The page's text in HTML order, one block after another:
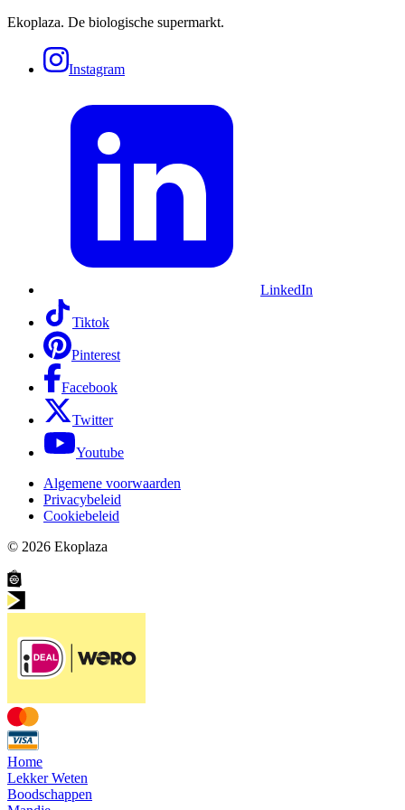
Ekoplaza. De biologische supermarkt.
Instagram
LinkedIn
Tiktok
Pinterest
Facebook
Twitter
Youtube
Algemene voorwaarden
Privacybeleid
Cookiebeleid
© 2026 Ekoplaza
Home
Lekker Weten
Boodschappen